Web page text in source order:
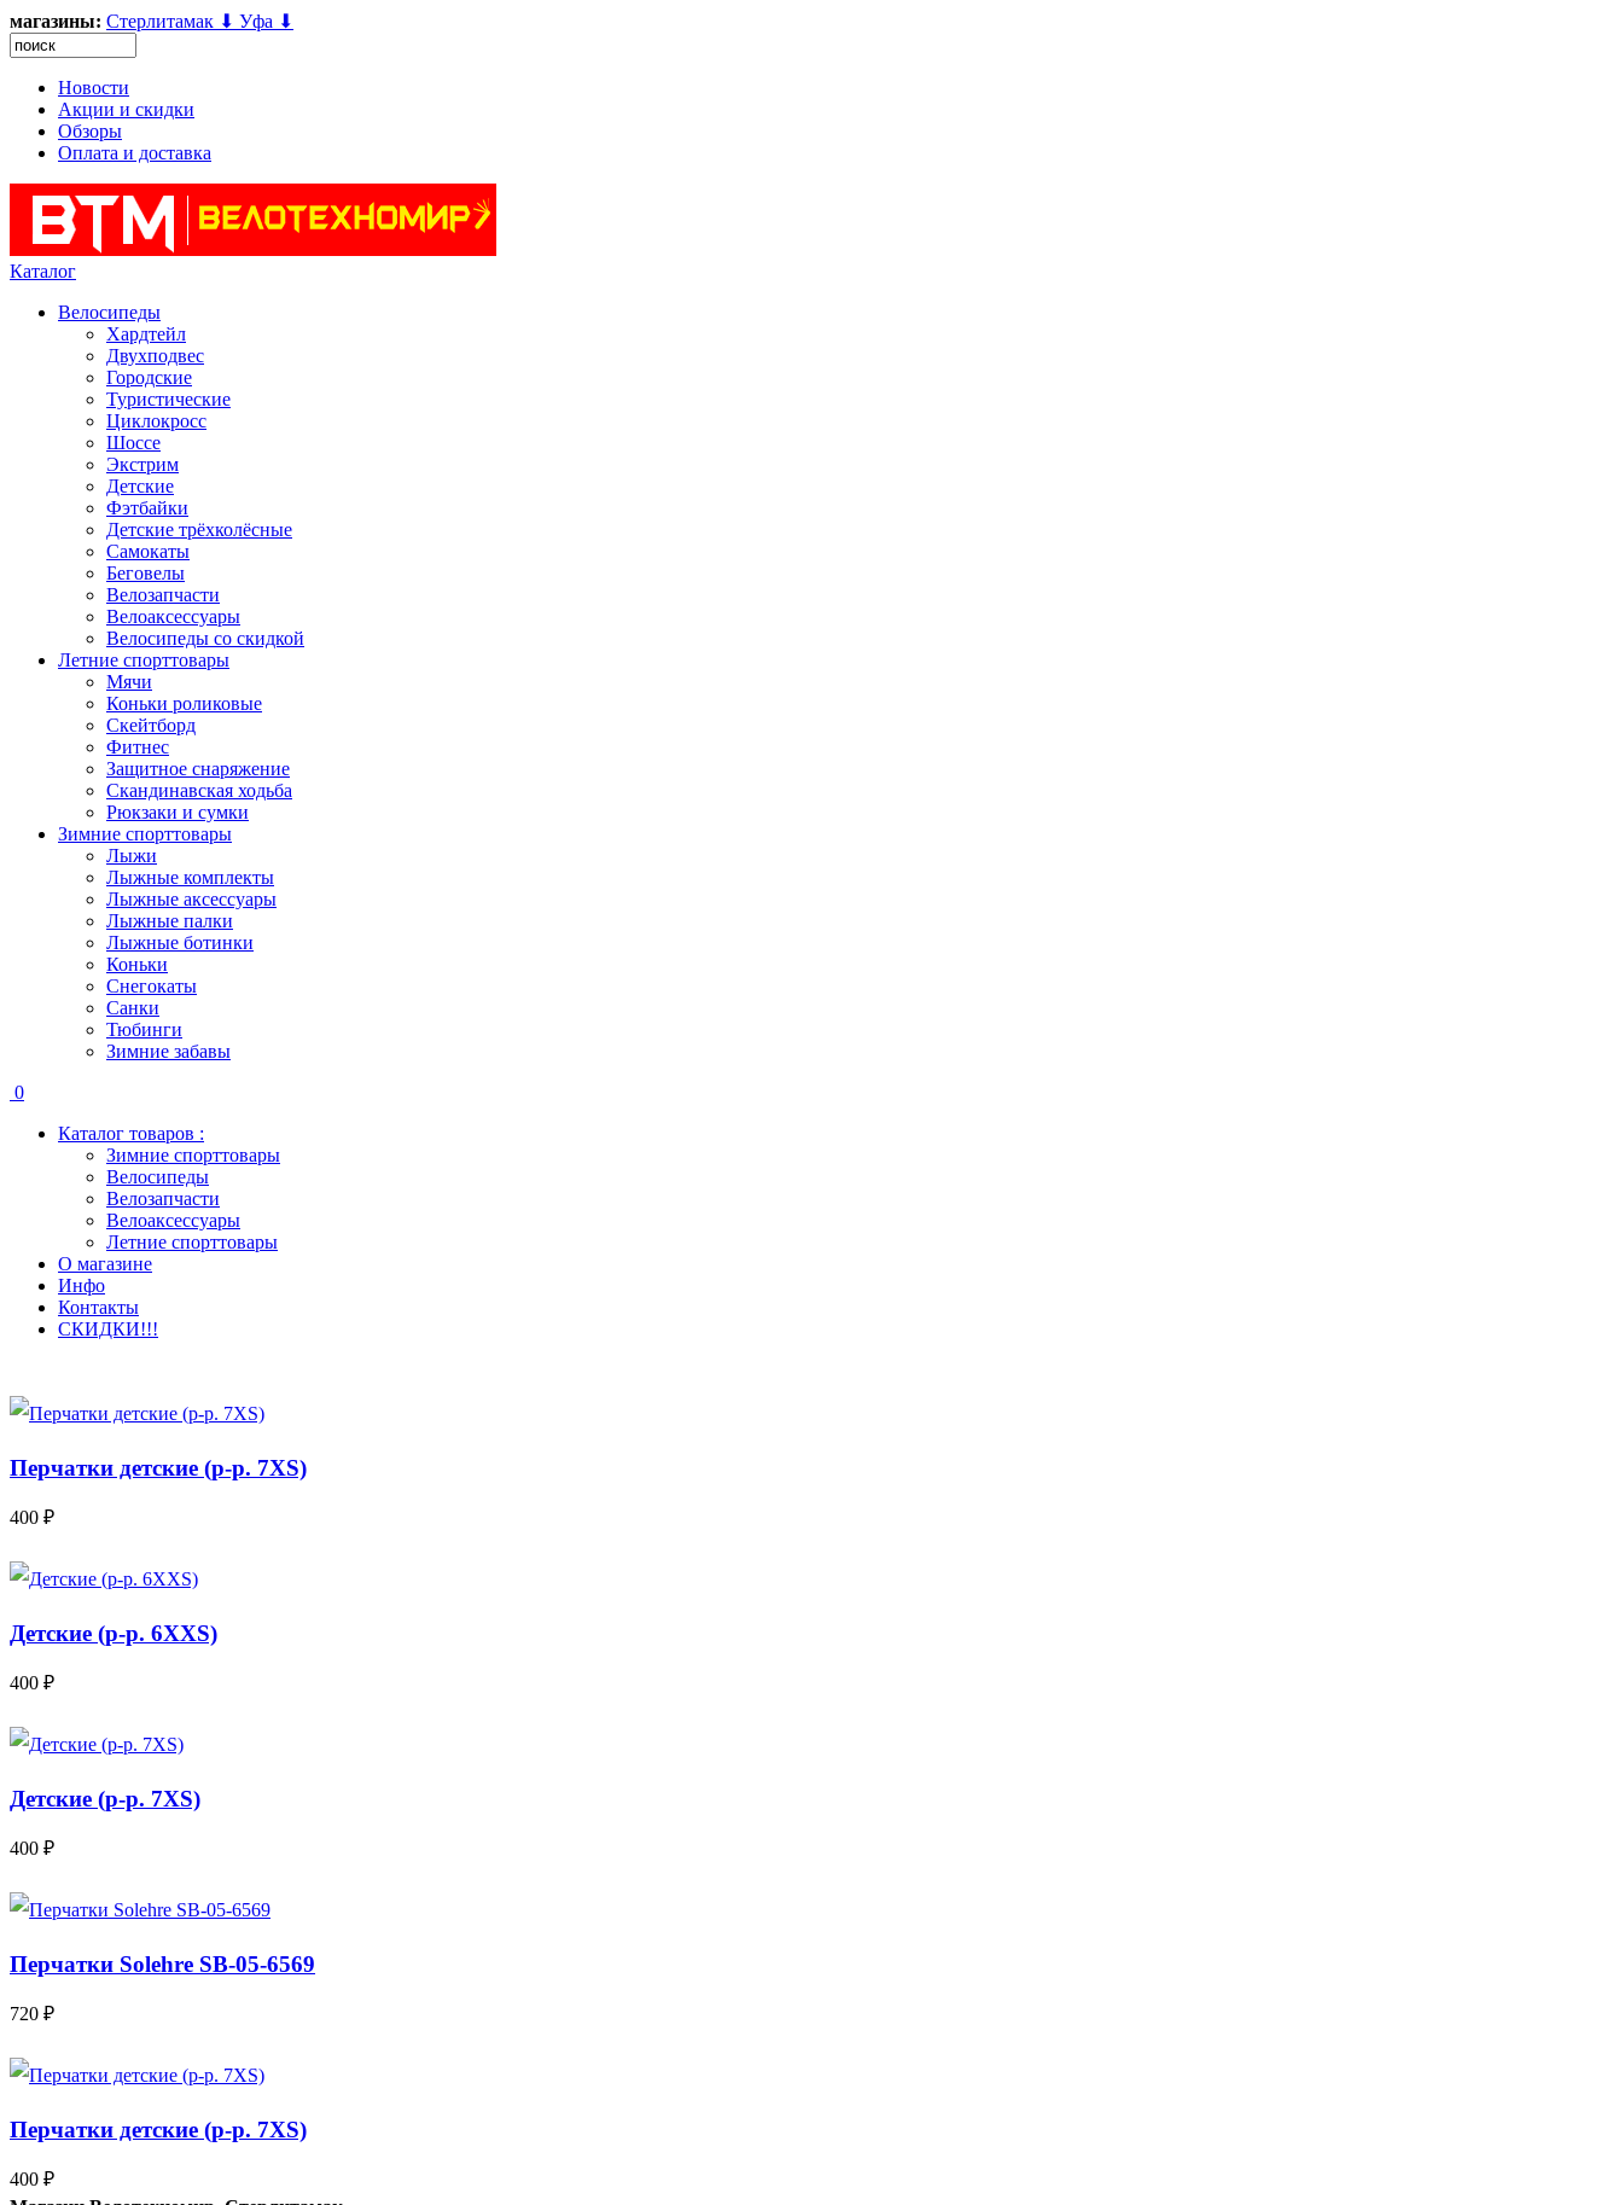
магазины: Стерлитамак ⬇ Уфа ⬇
Новости
Акции и скидки
Обзоры
Оплата и доставка
Каталог
Велосипеды
Хардтейл
Двухподвес
Городские
Туристические
Циклокросс
Шоссе
Экстрим
Детские
Фэтбайки
Детские трёхколёсные
Самокаты
Беговелы
Велозапчасти
Велоаксессуары
Велосипеды со скидкой
Летние спорттовары
Мячи
Коньки роликовые
Скейтборд
Фитнес
Защитное снаряжение
Скандинавская ходьба
Рюкзаки и сумки
Зимние спорттовары
Лыжи
Лыжные комплекты
Лыжные аксессуары
Лыжные палки
Лыжные ботинки
Коньки
Снегокаты
Санки
Тюбинги
Зимние забавы
0
Каталог товаров :
Зимние спорттовары
Велосипеды
Велозапчасти
Велоаксессуары
Летние спорттовары
О магазине
Инфо
Контакты
СКИДКИ!!!
Перчатки детские (р-р. 7XS)
400 ₽
Детские (р-р. 6XXS)
400 ₽
Детские (р-р. 7ХS)
400 ₽
Перчатки Solehre SB-05-6569
720 ₽
Перчатки детские (р-р. 7XS)
400 ₽